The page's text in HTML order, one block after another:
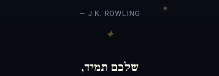
— J.K. ROWLING
שלכם תמיד,